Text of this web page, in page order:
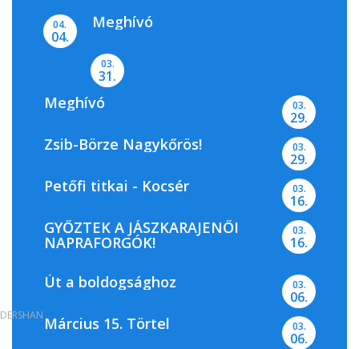
04.
04.
Meghívó
03.
31.
Meghívó 03.
29.
Zsib-Börze Nagykőrös! 03.
29.
Petőfi titkai - Kocsér 03.
16.
GYŐZTEK A JÁSZKARAJENŐI
NAPRAFORGÓK!
03.
16.
Út a boldogsághoz 03.
06.
Március 15. Törtel 03.
06.
DERSHAN